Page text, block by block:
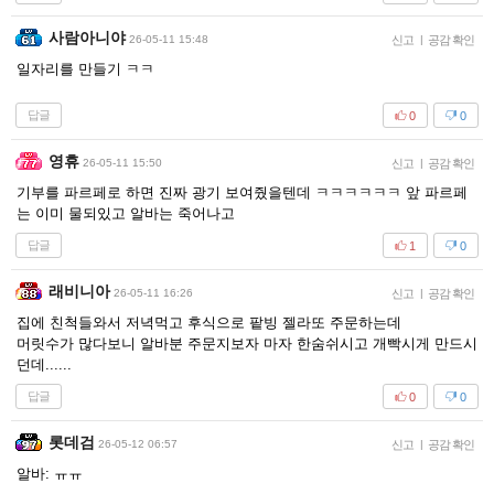
사람아니야 26-05-11 15:48 신고 | 공감 확인
일자리를 만들기 ㅋㅋ
답글 0
0
영휴 26-05-11 15:50 신고 | 공감 확인
기부를 파르페로 하면 진짜 광기 보여줬을텐데 ㅋㅋㅋㅋㅋㅋ 앞 파르페
는 이미 물되있고 알바는 죽어나고
답글 0
1
래비니아 26-05-11 16:26 신고 | 공감 확인
집에 친척들와서 저녁먹고 후식으로 팥빙 젤라또 주문하는데
머릿수가 많다보니 알바분 주문지보자 마자 한숨쉬시고 개빡시게 만드시
던데......
답글 0
0
롯데검 26-05-12 06:57 신고 | 공감 확인
알바: ㅠㅠ